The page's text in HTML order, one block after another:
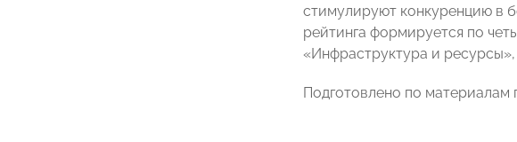
стимулируют конкуренцию в
рейтинга формируется по
«Инфраструктура и
Подготовлено по